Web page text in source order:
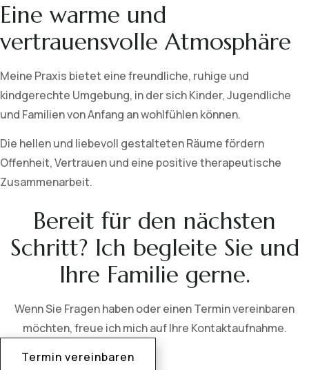
Eine warme und
vertrauensvolle Atmosphäre
Meine Praxis bietet eine freundliche, ruhige und
kindgerechte Umgebung, in der sich Kinder, Jugendliche
und Familien von Anfang an wohlfühlen können.
Die hellen und liebevoll gestalteten Räume fördern
Offenheit, Vertrauen und eine positive therapeutische
Zusammenarbeit.
Bereit für den nächsten
Schritt? Ich begleite Sie und
Ihre Familie gerne.
Wenn Sie Fragen haben oder einen Termin vereinbaren
möchten, freue ich mich auf Ihre Kontaktaufnahme.
Termin vereinbaren